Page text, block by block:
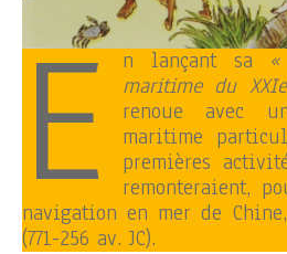
E n lançant sa
maritime du
renoue avec
maritime
premières
remonteraient,
navigation en mer de
(771-256 av. JC).